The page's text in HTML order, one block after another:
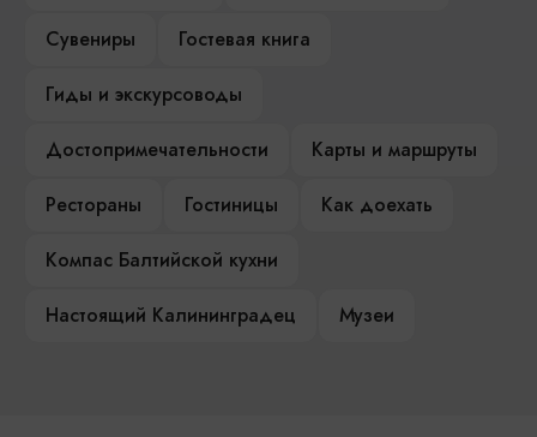
Сувениры
Гостевая книга
Гиды и экскурсоводы
Достопримечательности
Карты и маршруты
Рестораны
Гостиницы
Как доехать
Компас Балтийской кухни
Настоящий Калининградец
Музеи